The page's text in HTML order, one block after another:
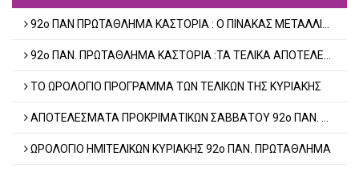
92o ΠΑΝ ΠΡΩΤΑΘΛΗΜΑ ΚΑΣΤΟΡΙΑ : Ο ΠΙΝΑΚΑΣ ΜΕΤΑΛΛΙΩΝ ΤΗΣ Β ΦΑΣΗΣ
92ο ΠΑΝ. ΠΡΩΤΑΘΛΗΜΑ ΚΑΣΤΟΡΙΑ :ΤΑ ΤΕΛΙΚΑ ΑΠΟΤΕΛΕΣΜΑΤΑ ΤΗΣ ΚΥΡΙΑΚΗΣ
ΤΟ ΩΡΟΛΟΓΙΟ ΠΡΟΓΡΑΜΜΑ ΤΩΝ ΤΕΛΙΚΩΝ ΤΗΣ ΚΥΡΙΑΚΗΣ
ΑΠΟΤΕΛΕΣΜΑΤΑ ΠΡΟΚΡΙΜΑΤΙΚΩΝ ΣΑΒΒΑΤΟΥ 92o ΠΑΝ. ΠΡΩΤΑΘΛΗΜΑ Β ΦΑΣΗ
ΩΡΟΛΟΓΙΟ ΗΜΙΤΕΛΙΚΩΝ ΚΥΡΙΑΚΗΣ 92ο ΠΑΝ. ΠΡΩΤΑΘΛΗΜΑ